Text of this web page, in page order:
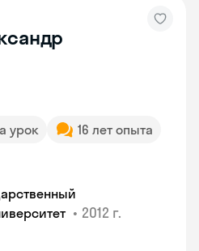
урок
16 лет опыта
• 2012 г.